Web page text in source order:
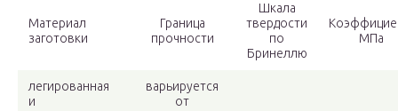
Материал
заготовки
Граница
прочности
Шкала
твердости
по
Бринеллю
МПа
легированная
и
варьируется
от